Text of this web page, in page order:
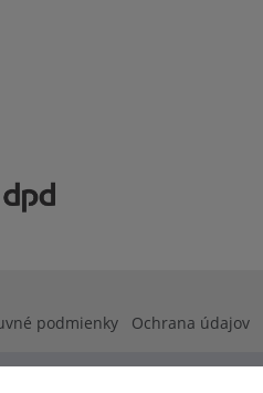
podmienky Ochrana údajov